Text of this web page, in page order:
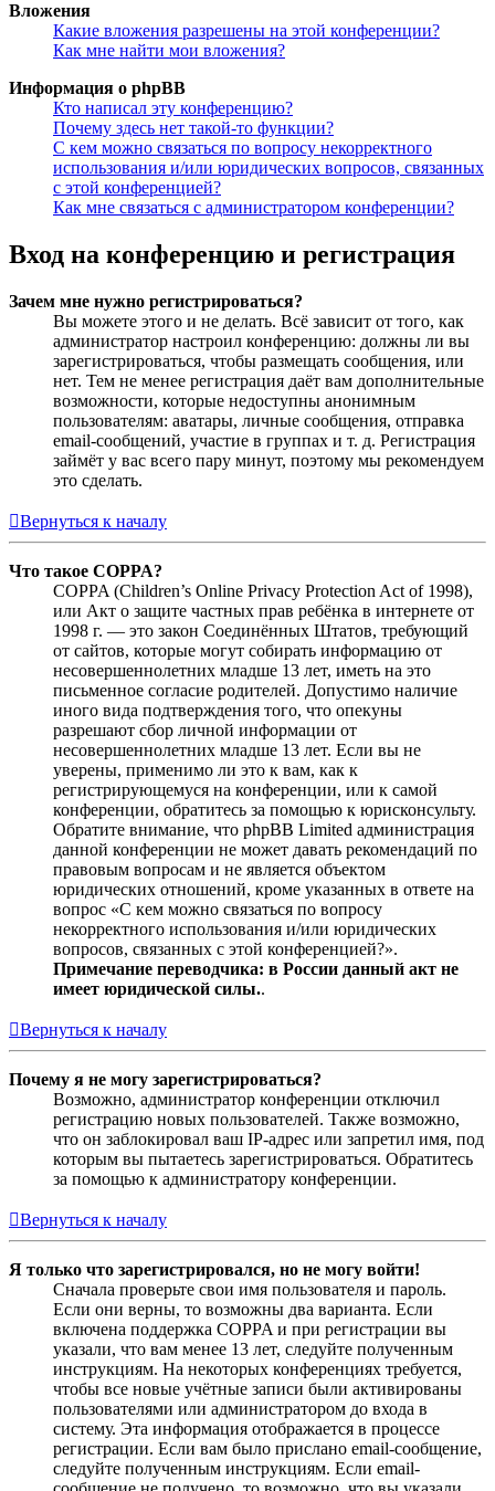
Вложения
Какие вложения разрешены на этой конференции?
Как мне найти мои вложения?
Информация о phpBB
Кто написал эту конференцию?
Почему здесь нет такой-то функции?
С кем можно связаться по вопросу некорректного
использования и/или юридических вопросов, связанных
с этой конференцией?
Как мне связаться с администратором конференции?
Вход на конференцию и регистрация
Зачем мне нужно регистрироваться?
Вы можете этого и не делать. Всё зависит от того, как
администратор настроил конференцию: должны ли вы
зарегистрироваться, чтобы размещать сообщения, или
нет. Тем не менее регистрация даёт вам дополнительные
возможности, которые недоступны анонимным
пользователям: аватары, личные сообщения, отправка
email-сообщений, участие в группах и т. д. Регистрация
займёт у вас всего пару минут, поэтому мы рекомендуем
это сделать.
Вернуться к началу
Что такое COPPA?
COPPA (Children’s Online Privacy Protection Act of 1998),
или Акт о защите частных прав ребёнка в интернете от
1998 г. — это закон Соединённых Штатов, требующий
от сайтов, которые могут собирать информацию от
несовершеннолетних младше 13 лет, иметь на это
письменное согласие родителей. Допустимо наличие
иного вида подтверждения того, что опекуны
разрешают сбор личной информации от
несовершеннолетних младше 13 лет. Если вы не
уверены, применимо ли это к вам, как к
регистрирующемуся на конференции, или к самой
конференции, обратитесь за помощью к юрисконсульту.
Обратите внимание, что phpBB Limited администрация
данной конференции не может давать рекомендаций по
правовым вопросам и не является объектом
юридических отношений, кроме указанных в ответе на
вопрос «С кем можно связаться по вопросу
некорректного использования и/или юридических
вопросов, связанных с этой конференцией?».
Примечание переводчика: в России данный акт не
имеет юридической силы..
Вернуться к началу
Почему я не могу зарегистрироваться?
Возможно, администратор конференции отключил
регистрацию новых пользователей. Также возможно,
что он заблокировал ваш IP-адрес или запретил имя, под
которым вы пытаетесь зарегистрироваться. Обратитесь
за помощью к администратору конференции.
Вернуться к началу
Я только что зарегистрировался, но не могу войти!
Сначала проверьте свои имя пользователя и пароль.
Если они верны, то возможны два варианта. Если
включена поддержка COPPA и при регистрации вы
указали, что вам менее 13 лет, следуйте полученным
инструкциям. На некоторых конференциях требуется,
чтобы все новые учётные записи были активированы
пользователями или администратором до входа в
систему. Эта информация отображается в процессе
регистрации. Если вам было прислано email-сообщение,
следуйте полученным инструкциям. Если email-